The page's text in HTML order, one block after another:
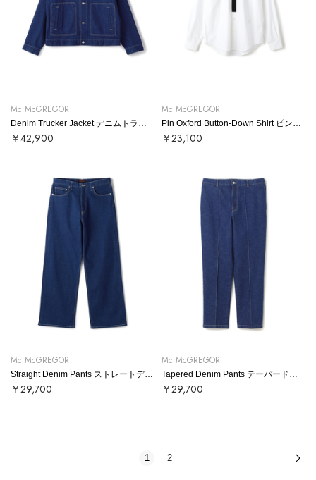
Mc McGREGOR
￥42,900
Mc McGREGOR
￥23,100
Mc McGREGOR
Straight Denim Pants ストレートデニムパンツ
￥29,700
Mc McGREGOR
￥29,700
1 2